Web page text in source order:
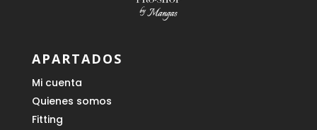
APARTADOS
Mi cuenta
Quienes somos
Fitting